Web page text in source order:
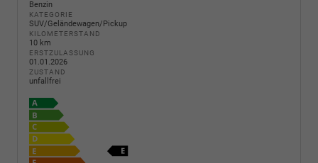
Benzin
KATEGORIE
SUV/Geländewagen/Pickup
KILOMETERSTAND
10 km
ERSTZULASSUNG
01.01.2026
ZUSTAND
unfallfrei